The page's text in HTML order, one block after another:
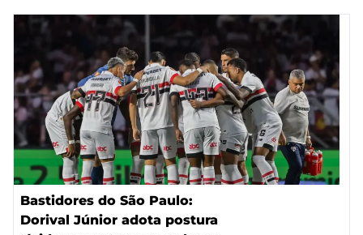
Bastidores do São Paulo:
Dorival Júnior adota postura